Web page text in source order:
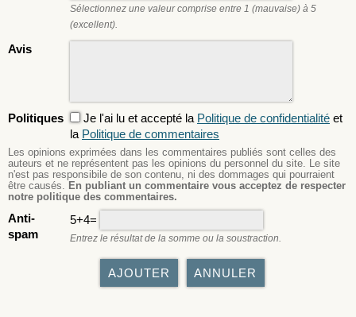
Sélectionnez une valeur comprise entre 1 (mauvaise) à 5
(excellent).
Avis
Politiques Je l'ai lu et accepté la Politique de confidentialité et
la Politique de commentaires
Les opinions exprimées dans les commentaires publiés sont celles des
auteurs et ne représentent pas les opinions du personnel du site. Le site
n'est pas responsibile de son contenu, ni des dommages qui pourraient
être causés. En publiant un commentaire vous acceptez de respecter
notre politique des commentaires.
Anti-
spam
5+4=
Entrez le résultat de la somme ou la soustraction.